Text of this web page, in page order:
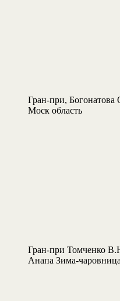
Гран-при, Богонатова
Моск область
Гран-при Томченко
Анапа Зима-чаровница